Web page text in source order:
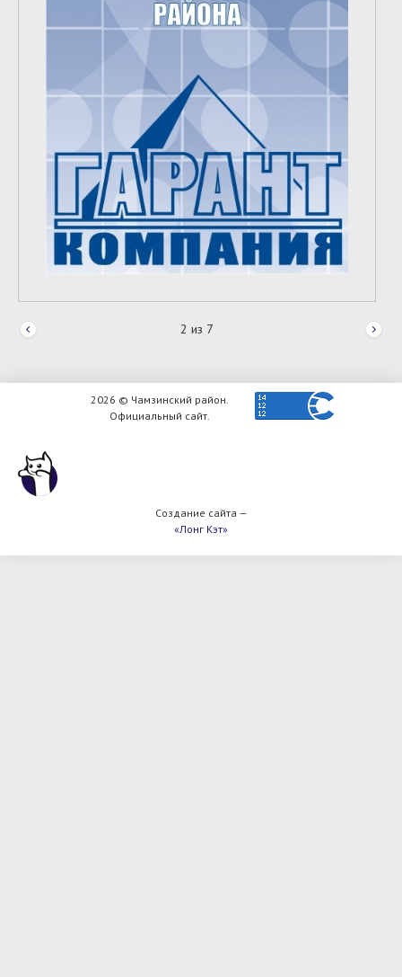
2 из 7
2026 © Чамзинский район.
Официальный сайт.
Создание сайта —
«Лонг Кэт»